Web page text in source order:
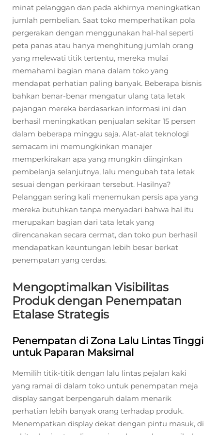
minat pelanggan dan pada akhirnya meningkatkan
jumlah pembelian. Saat toko memperhatikan pola
pergerakan dengan menggunakan hal-hal seperti
peta panas atau hanya menghitung jumlah orang
yang melewati titik tertentu, mereka mulai
memahami bagian mana dalam toko yang
mendapat perhatian paling banyak. Beberapa bisnis
bahkan benar-benar mengatur ulang tata letak
pajangan mereka berdasarkan informasi ini dan
berhasil meningkatkan penjualan sekitar 15 persen
dalam beberapa minggu saja. Alat-alat teknologi
semacam ini memungkinkan manajer
memperkirakan apa yang mungkin diinginkan
pembelanja selanjutnya, lalu mengubah tata letak
sesuai dengan perkiraan tersebut. Hasilnya?
Pelanggan sering kali menemukan persis apa yang
mereka butuhkan tanpa menyadari bahwa hal itu
merupakan bagian dari tata letak yang
direncanakan secara cermat, dan toko pun berhasil
mendapatkan keuntungan lebih besar berkat
penempatan yang cerdas.
Mengoptimalkan Visibilitas
Produk dengan Penempatan
Etalase Strategis
Penempatan di Zona Lalu Lintas Tinggi
untuk Paparan Maksimal
Memilih titik-titik dengan lalu lintas pejalan kaki
yang ramai di dalam toko untuk penempatan meja
display sangat berpengaruh dalam menarik
perhatian lebih banyak orang terhadap produk.
Menempatkan display dekat dengan pintu masuk, di